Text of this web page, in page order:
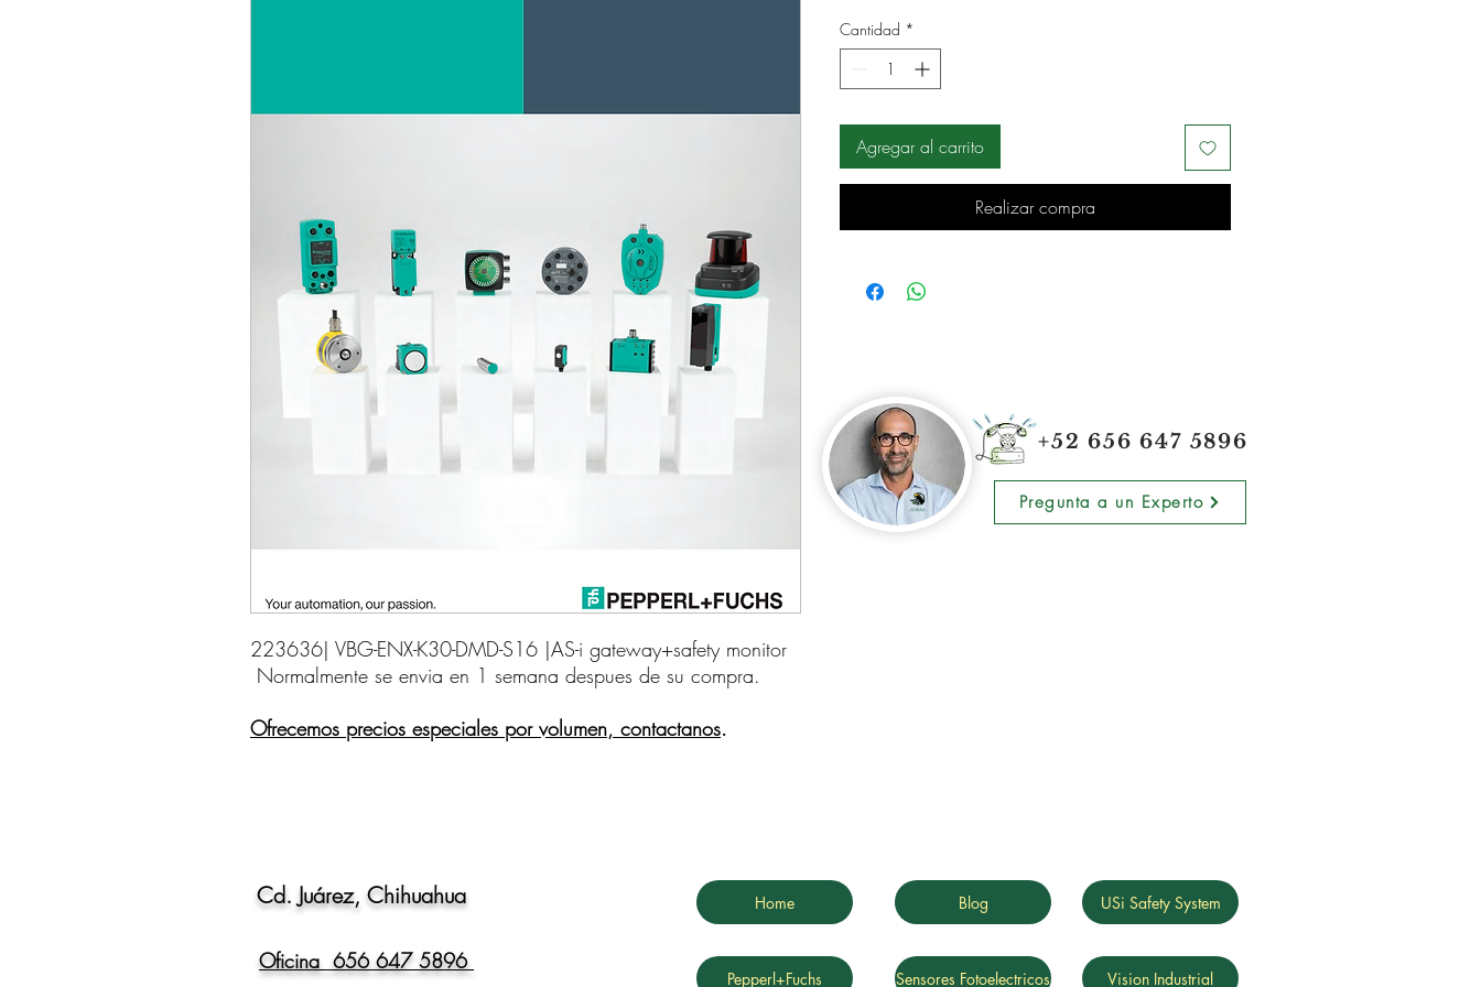
Normalmente se envia en 1 semana despues de su compra.
Ofrecemos precios especiales por volumen, contactanos.
Cantidad *
Agregar al carrito
Realizar compra
Pregunta a un Experto
+52 656 647 5896
Cd. Juárez, Chihuahua
Oficina 656 647 5896
Home
Pepperl+Fuchs
Blog USi Safety System
Sensores Fotoelectricos Vision Industrial